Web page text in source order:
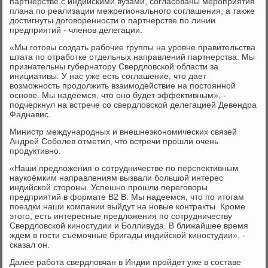
плана по реализации межрегионального соглашения, а также
достигнуты договоренности о партнерстве по линии
предприятий - членов делегации.
«Мы готовы создать рабочие группы на уровне правительства
штата по отработке отдельных направлений партнерства. Мы
признательны губернатору Свердловской области за
инициативы. У нас уже есть соглашение, что дает
возможность продолжить взаимодействие на постоянной
основе. Мы надеемся, что оно будет эффективным», -
подчеркнул на встрече со свердловской делегацией Девендра
Фаднавис.
Министр международных и внешнеэкономических связей
Андрей Соболев отметил, что встречи прошли очень
продуктивно.
«Наши предложения о сотрудничестве по перспективным
наукоёмким направлениям вызвали большой интерес
индийской стороны. Успешно прошли переговоры
предприятий в формате В2 В. Мы надеемся, что по итогам
поездки наши компании выйдут на новые контракты. Кроме
этого, есть интересные предложения по сотрудничеству
Свердловской киностудии и Болливуда. В ближайшее время
ждем в гости съемочные бригады индийской киностудии», -
сказал он.
Далее работа свердловчан в Индии пройдет уже в составе